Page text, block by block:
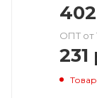
402
ОПТ от
231